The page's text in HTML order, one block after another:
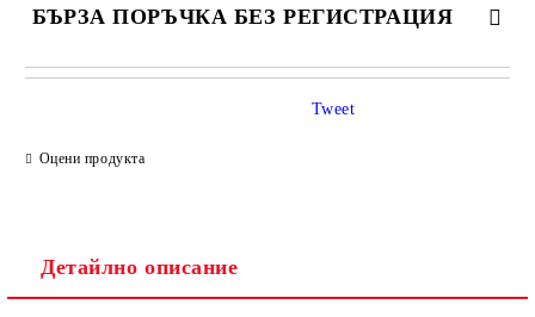
БЪРЗА ПОРЪЧКА БЕЗ РЕГИСТРАЦИЯ
САМО ПОПЪЛНЕТЕ 1 ПОЛЕ
Ние ще се свържем с вас в рамките на работния ден.
Оцени продукта
Tweet
Детайлно описание